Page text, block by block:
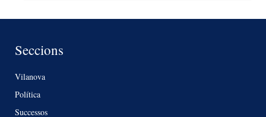
Seccions
Vilanova
Política
Successos